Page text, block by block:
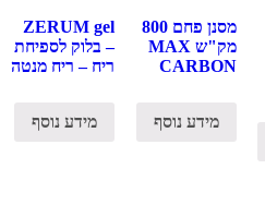
מסנן פחם 800
מק"ש MAX
CARBON
מידע נוסף
ZERUM gel
– בלוק לספיחת
ריח – ריח מנטה
מידע נוסף